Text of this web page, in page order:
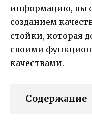
информацию, вы
созданием
стойки, которая
своими
качествами.
Содержание